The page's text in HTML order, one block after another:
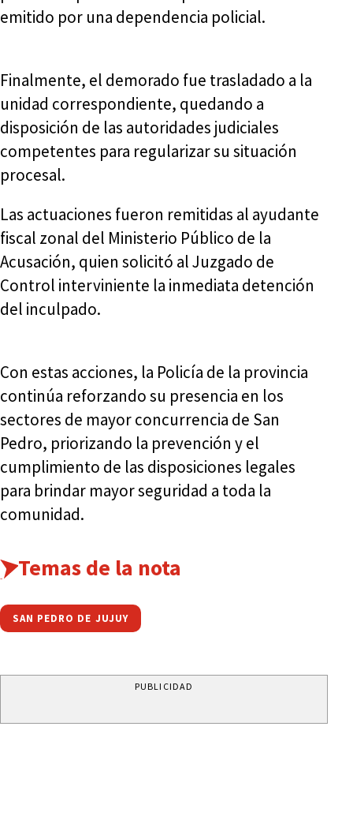
emitido por una dependencia policial.
Finalmente, el demorado fue trasladado a la
unidad correspondiente, quedando a
disposición de las autoridades judiciales
competentes para regularizar su situación
procesal.
Las actuaciones fueron remitidas al ayudante
fiscal zonal del Ministerio Público de la
Acusación, quien solicitó al Juzgado de
Control interviniente la inmediata detención
del inculpado.
Con estas acciones, la Policía de la provincia
continúa reforzando su presencia en los
sectores de mayor concurrencia de San
Pedro, priorizando la prevención y el
cumplimiento de las disposiciones legales
para brindar mayor seguridad a toda la
comunidad.
Temas de la nota
SAN PEDRO DE JUJUY
PUBLICIDAD